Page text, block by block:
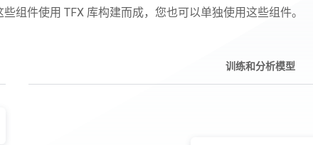
些组件使用 TFX 库构建而成，您也可以单独使用这些组件。